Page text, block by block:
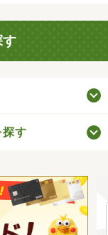
す
す